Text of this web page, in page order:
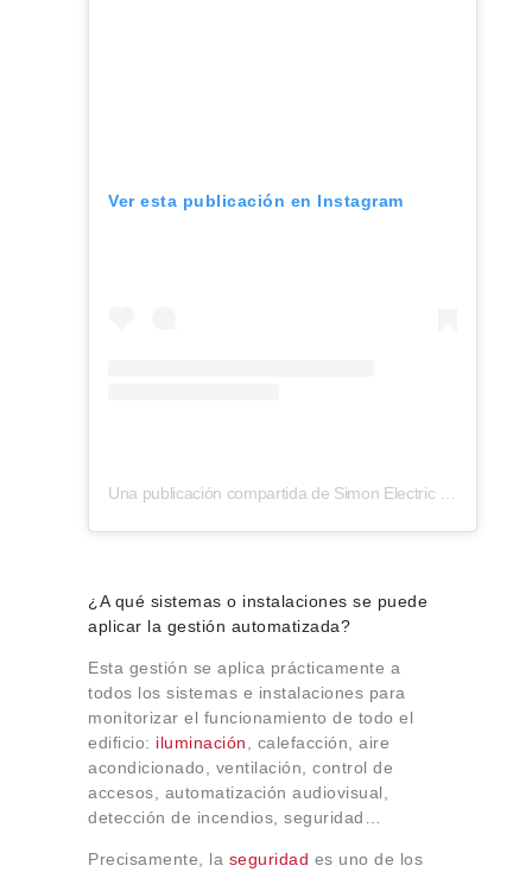
Ver esta publicación en Instagram
¿A qué sistemas o instalaciones se puede
aplicar la gestión automatizada?
Esta gestión se aplica prácticamente a
todos los sistemas e instalaciones para
monitorizar el funcionamiento de todo el
edificio: iluminación , calefacción, aire
acondicionado, ventilación, control de
accesos, automatización audiovisual,
detección de incendios, seguridad…
Precisamente, la seguridad es uno de los